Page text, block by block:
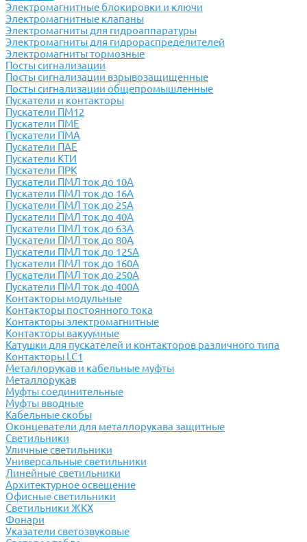
Электромагнитные блокировки и ключи
Электромагнитные клапаны
Электромагниты для гидроаппаратуры
Электромагниты для гидрораспределителей
Электромагниты тормозные
Посты сигнализации
Посты сигнализации взрывозащищенные
Посты сигнализации общепромышленные
Пускатели и контакторы
Пускатели ПМ12
Пускатели ПМЕ
Пускатели ПМА
Пускатели ПАЕ
Пускатели КТИ
Пускатели ПРК
Пускатели ПМЛ ток до 10А
Пускатели ПМЛ ток до 16А
Пускатели ПМЛ ток до 25А
Пускатели ПМЛ ток до 40А
Пускатели ПМЛ ток до 63А
Пускатели ПМЛ ток до 80А
Пускатели ПМЛ ток до 125А
Пускатели ПМЛ ток до 160А
Пускатели ПМЛ ток до 250А
Пускатели ПМЛ ток до 400А
Контакторы модульные
Контакторы постоянного тока
Контакторы электромагнитные
Контакторы вакуумные
Катушки для пускателей и контакторов различного типа
Контакторы LC1
Металлорукав и кабельные муфты
Металлорукав
Муфты соединительные
Муфты вводные
Кабельные скобы
Оконцеватели для металлорукава защитные
Светильники
Уличные светильники
Универсальные светильники
Линейные светильники
Архитектурное освещение
Офисные светильники
Светильники ЖКХ
Фонари
Указатели светозвуковые